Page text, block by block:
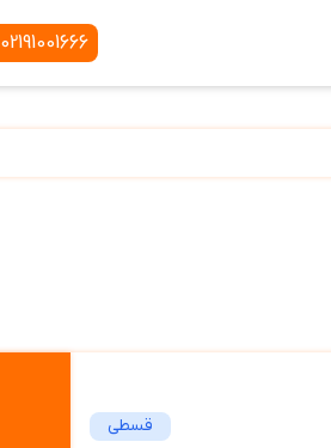
02191001666
قسطی